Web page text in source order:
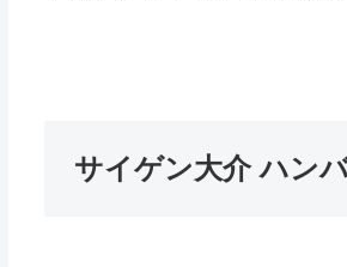
サイゲン大介 ハン